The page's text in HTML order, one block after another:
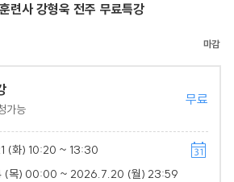
련사 강형욱 전주 무료특강
가능
무료
(화) 10:20 ~ 13:30
(목) 00:00 ~ 2026.7.20 (월) 23:59